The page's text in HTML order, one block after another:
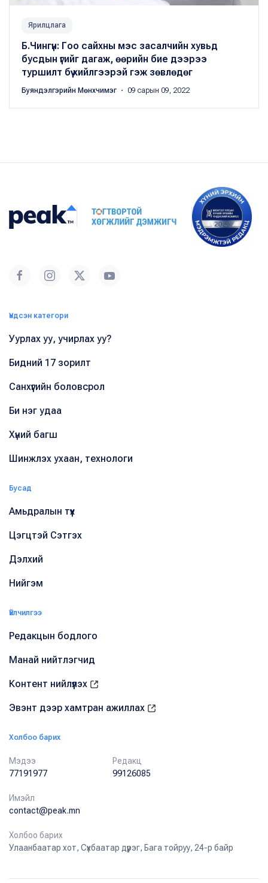
Ярилцлага
Б.Чингүн: Гоо сайхны мэс засалчийн хувьд
бусдын үгийг дагаж, өөрийн бие дээрээ
туршилт бүү хийлгээрэй гэж зөвлөдөг
Буяндэлгэрийн Мөнхчимэг ・ 09 сарын 09, 2022
Үндсэн категори
Уурлах уу, учирлах уу?
Бидний 17 зорилт
Санхүүгийн боловсрол
Би нэг удаа
Хүний багш
Шинжлэх ухаан, технологи
Бусад
Амьдралын түүх
Цэгцтэй Сэтгэх
Дэлхий
Нийгэм
Үйлчилгээ
Редакцын бодлого
Манай нийтлэгчид
Контент нийлүүлэх
Эвэнт дээр хамтран ажиллах
Холбоо барих
Мэдээ
77191977
Редакц
99126085
Имэйл
contact@peak.mn
Холбоо барих
Улаанбаатар хот, Сүхбаатар дүүрэг, Бага тойруу, 24-р байр